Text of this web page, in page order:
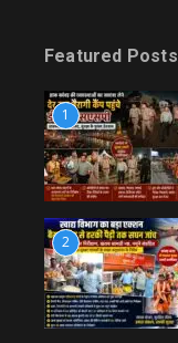
Featured Posts
1
2